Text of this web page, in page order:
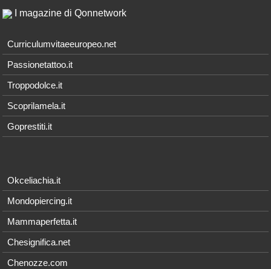
I magazine di Qonnetwork
Curriculumvitaeeuropeo.net
Passionetattoo.it
Troppodolce.it
Scoprilamela.it
Goprestiti.it
Okceliachia.it
Mondopiercing.it
Mammaperfetta.it
Chesignifica.net
Chenozze.com